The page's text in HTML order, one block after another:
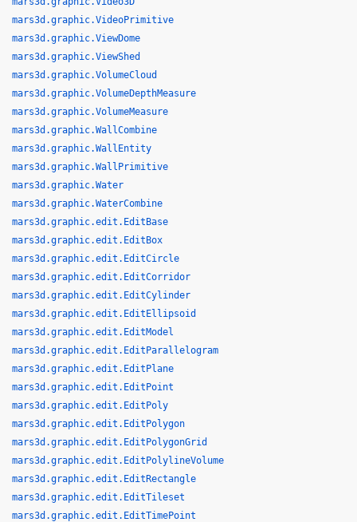
mars3d.graphic.VideoPrimitive
mars3d.graphic.ViewDome
mars3d.graphic.ViewShed
mars3d.graphic.VolumeCloud
mars3d.graphic.VolumeDepthMeasure
mars3d.graphic.VolumeMeasure
mars3d.graphic.WallCombine
mars3d.graphic.WallEntity
mars3d.graphic.WallPrimitive
mars3d.graphic.Water
mars3d.graphic.WaterCombine
mars3d.graphic.edit.EditBase
mars3d.graphic.edit.EditBox
mars3d.graphic.edit.EditCircle
mars3d.graphic.edit.EditCorridor
mars3d.graphic.edit.EditCylinder
mars3d.graphic.edit.EditEllipsoid
mars3d.graphic.edit.EditModel
mars3d.graphic.edit.EditParallelogram
mars3d.graphic.edit.EditPlane
mars3d.graphic.edit.EditPoint
mars3d.graphic.edit.EditPoly
mars3d.graphic.edit.EditPolygon
mars3d.graphic.edit.EditPolygonGrid
mars3d.graphic.edit.EditPolylineVolume
mars3d.graphic.edit.EditRectangle
mars3d.graphic.edit.EditTileset
mars3d.graphic.edit.EditTimePoint